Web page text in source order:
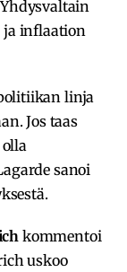
ja inflaation
linja
Jos taas
olla
sanoi
kommentoi
uskoo